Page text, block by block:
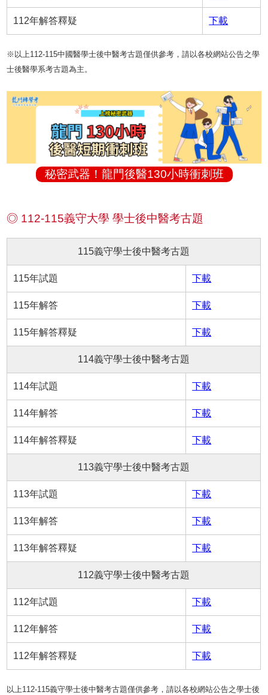
112年解答釋疑 下載
※以上112-115中國醫學士後中醫考古題僅供參考，請以各校網站公告之學
士後醫學系考古題為主。
秘密武器！龍門後醫130小時衝刺班
◎ 112-115義守大學 學士後中醫考古題
115義守學士後中醫考古題
115年試題 下載
115年解答 下載
115年解答釋疑 下載
114義守學士後中醫考古題
114年試題 下載
114年解答 下載
114年解答釋疑 下載
113義守學士後中醫考古題
113年試題 下載
113年解答 下載
113年解答釋疑 下載
112義守學士後中醫考古題
112年試題 下載
112年解答 下載
112年解答釋疑 下載
以上112-115義守學士後中醫考古題僅供參考，請以各校網站公告之學士後